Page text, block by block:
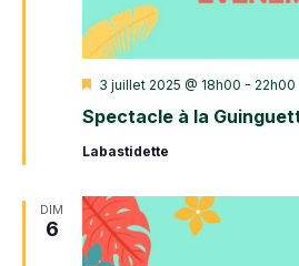
Spectacle à la
Mis
avant
3 juillet 2025 @ 18h00 - 22h00
Labastidette
DIM
6